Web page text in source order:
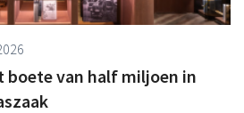
van half miljoen in